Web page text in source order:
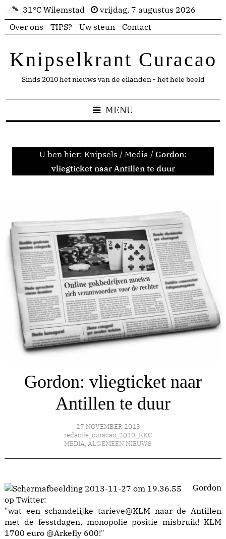
31°C Wilemstad
vrijdag, 7 augustus 2026
Over ons
TIPS? Uw steun Contact
Knipselkrant Curacao
Sinds 2010 het nieuws van de eilanden - het hele beeld
MENU
U ben hier: Knipsels / Media / Gordon:
vliegticket naar Antillen te duur
Gordon: vliegticket naar
Antillen te duur
27 NOVEMBER 2013
redactie_curacao_2010_KKC
MEDIA, ALGEMEEN NIEUWS
Gordon
op Twitter:
"wat een schandelijke tarieve@KLM naar de Antillen
met de fesstdagen, monopolie positie misbruik! KLM
1700 euro @Arkefly 600!"